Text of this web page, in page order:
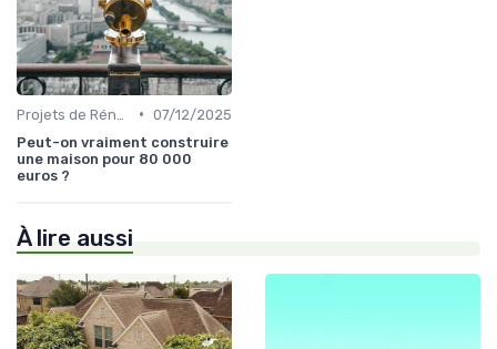
• 07/12/2025
Peut-on vraiment construire
une maison pour 80 000
euros ?
À lire aussi